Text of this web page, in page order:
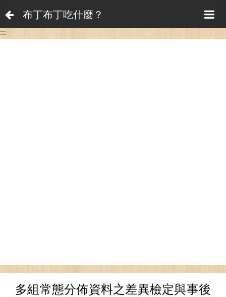
布丁布丁吃什麼？
:::
多組常態分佈資料之差異檢定與事後